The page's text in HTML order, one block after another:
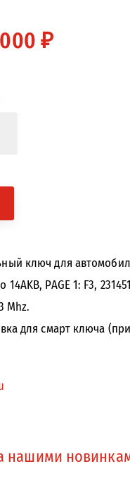
₽
ключ для
PAGE 1: F3,
Mhz.
для смарт ключа
нашими